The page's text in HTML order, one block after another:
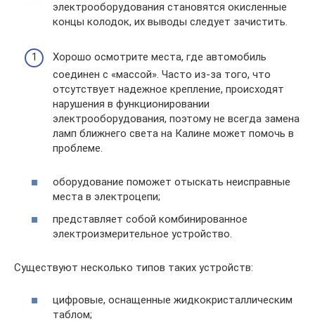
электрооборудования становятся окисленные
концы колодок, их выводы следует зачистить.
Хорошо осмотрите места, где автомобиль
соединен с «массой». Часто из-за того, что
отсутствует надежное крепление, происходят
нарушения в функционировании
электрооборудования, поэтому не всегда замена
ламп ближнего света на Калине может помочь в
проблеме.
оборудование поможет отыскать неисправные
места в электроцепи;
представляет собой комбинированное
электроизмерительное устройство.
Существуют несколько типов таких устройств:
цифровые, оснащенные жидкокристаллическим
таблом;